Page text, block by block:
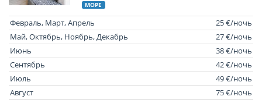
МОРЕ
Февраль, Март, Апрель
25 €/ночь
Май, Октябрь, Ноябрь, Декабрь
27 €/ночь
Июнь
38 €/ночь
Сентябрь
42 €/ночь
Июль
49 €/ночь
Август
75 €/ночь